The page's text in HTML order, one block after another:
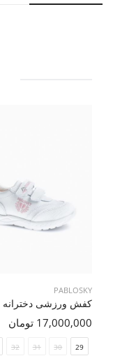
PABLOSKY
کفش ورزشی دخترانه
17,000,000 تومان
29
30
31
32